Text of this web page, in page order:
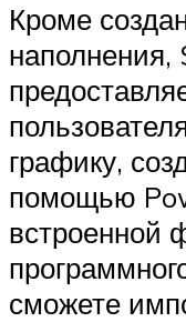
Кроме
графику,
помощью
встроенной
сможете